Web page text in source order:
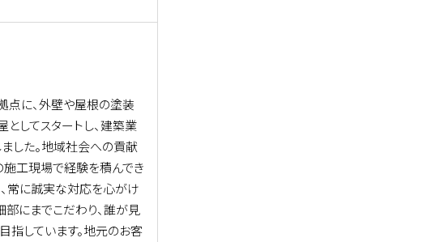
点に、外壁や屋根の塗装
してスタートし、建築業
した。地域社会への貢献
施工現場で経験を積んでき
常に誠実な対応を心がけ
部にまでこだわり、誰が見
指しています。地元のお客